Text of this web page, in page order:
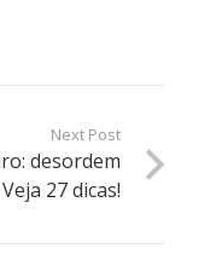
Next Post
desordem
27 dicas!